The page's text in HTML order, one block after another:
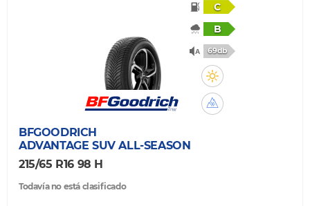
C
B
69db
BFGOODRICH
ADVANTAGE SUV ALL-SEASON
215/65 R16 98 H
Todavía no está clasificado